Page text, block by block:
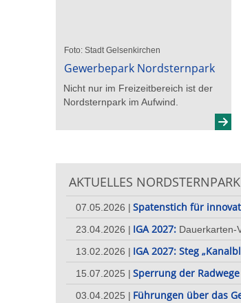
Foto: Stadt Gelsenkirchen
Gewerbepark Nordsternpark
Nicht nur im Freizeitbereich ist der
Nordsternpark im Aufwind.
AKTUELLES NORDSTERNPARK
07.05.2026 Spatenstich für
23.04.2026
IGA 2027: Dauerkarten-
13.02.2026
IGA 2027: Steg
15.07.2025 Sperrung der
03.04.2025 Führungen über das